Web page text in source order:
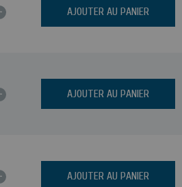
AJOUTER AU PANIER
AJOUTER AU PANIER
AJOUTER AU PANIER